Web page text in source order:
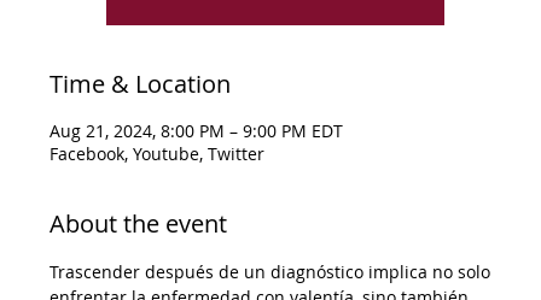
Time & Location
Aug 21, 2024, 8:00 PM – 9:00 PM EDT
Facebook, Youtube, Twitter
About the event
Trascender después de un diagnóstico implica no solo